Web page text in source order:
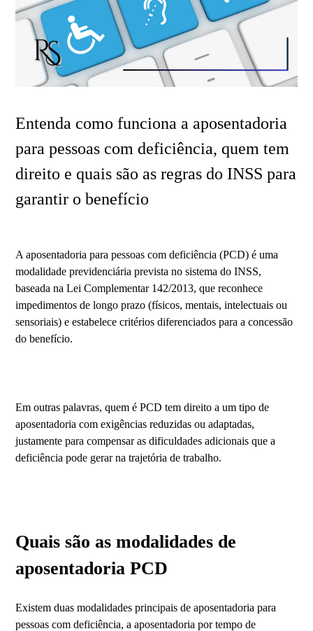
Entenda como funciona a aposentadoria
para pessoas com deficiência, quem tem
direito e quais são as regras do INSS para
garantir o benefício
A aposentadoria para pessoas com deficiência (PCD) é uma
modalidade previdenciária prevista no sistema do INSS,
baseada na Lei Complementar 142/2013, que reconhece
impedimentos de longo prazo (físicos, mentais, intelectuais ou
sensoriais) e estabelece critérios diferenciados para a concessão
do benefício.
Em outras palavras, quem é PCD tem direito a um tipo de
aposentadoria com exigências reduzidas ou adaptadas,
justamente para compensar as dificuldades adicionais que a
deficiência pode gerar na trajetória de trabalho.
Quais são as modalidades de
aposentadoria PCD
Existem duas modalidades principais de aposentadoria para
pessoas com deficiência, a aposentadoria por tempo de